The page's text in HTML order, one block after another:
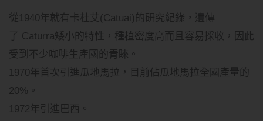
從1940年就有卡杜艾(Catuai)的研究紀錄，遺傳
了 Caturra矮小的特性，種植密度高而且容易採收，因此
受到不少咖啡生產國的青睞。
1970年首次引進瓜地馬拉，目前佔瓜地馬拉全國產量的
20%。
1972年引進巴西。